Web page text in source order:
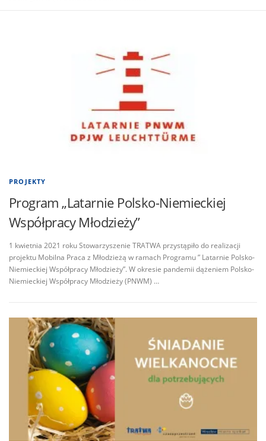
PROJEKTY
Program „Latarnie Polsko-Niemieckiej
Współpracy Młodzieży”
1 kwietnia 2021 roku Stowarzyszenie TRATWA przystąpiło do realizacji
projektu Mobilna Praca z Młodzieżą w ramach Programu ” Latarnie Polsko-
Niemieckiej Współpracy Młodzieży”. W okresie pandemii dążeniem Polsko-
Niemieckiej Współpracy Młodzieży (PNWM) …